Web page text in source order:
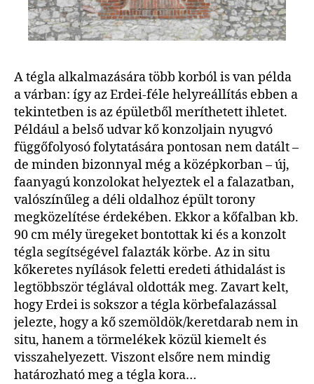
A tégla alkalmazására több korból is van példa
a várban: így az Erdei-féle helyreállítás ebben a
tekintetben is az épületből meríthetett ihletet.
Például a belső udvar kő konzoljain nyugvó
függőfolyosó folytatására pontosan nem datált –
de minden bizonnyal még a középkorban – új,
faanyagú konzolokat helyeztek el a falazatban,
valószínűleg a déli oldalhoz épült torony
megközelítése érdekében. Ekkor a kőfalban kb.
90 cm mély üregeket bontottak ki és a konzolt
tégla segítségével falazták körbe. Az in situ
kőkeretes nyílások feletti eredeti áthidalást is
legtöbbször téglával oldották meg. Zavart kelt,
hogy Erdei is sokszor a tégla körbefalazással
jelezte, hogy a kő szemöldök/keretdarab nem in
situ, hanem a törmelékek közül kiemelt és
visszahelyezett. Viszont elsőre nem mindig
határozható meg a tégla kora…